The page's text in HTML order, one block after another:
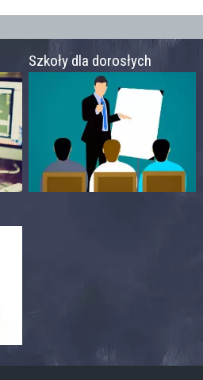
Szkoły dla dorosłych